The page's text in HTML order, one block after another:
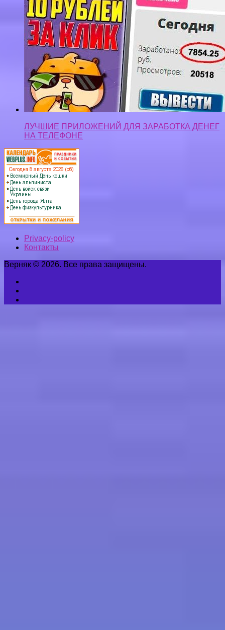
ЛУЧШИЕ ПРИЛОЖЕНИЙ ДЛЯ ЗАРАБОТКА ДЕНЕГ
НА ТЕЛЕФОНЕ
Privacy-policy
Контакты
Верняк © 2026. Все права защищены.